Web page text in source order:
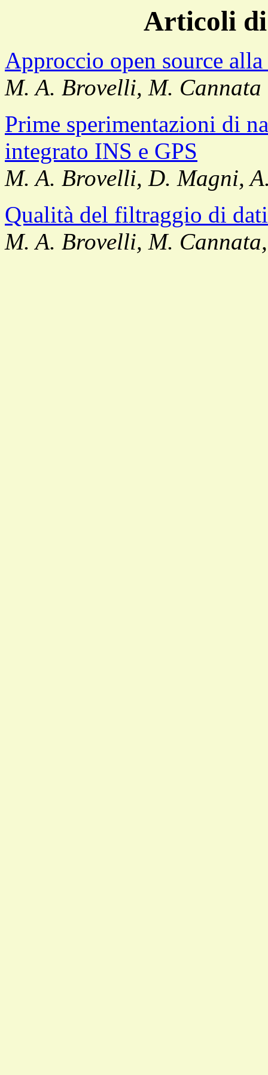
Articoli
Approccio open source
M. A. Brovelli, M. Cannata
Prime sperimentazioni di
integrato INS e GPS
M. A. Brovelli, D. Magni,
Qualità del filtraggio di
M. A. Brovelli, M.